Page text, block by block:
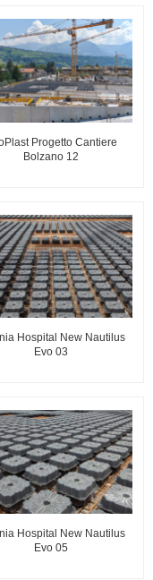
Progetto Cantiere
Bolzano 12
Hospital New Nautilus
Evo 03
Hospital New Nautilus
Evo 05